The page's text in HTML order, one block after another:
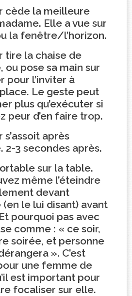
cède la meilleure
Elle a vue sur
la fenêtre/l’horizon.
tire la chaise de
ou pose sa main sur
pour l’inviter à
Le geste peut
plus qu’exécuter si
peur d’en faire trop.
s’assoit après
2-3 secondes après.
sur la table.
même l’éteindre
devant
(en le lui disant) avant
pourquoi pas avec
comme : « ce soir,
soirée, et personne
». C’est
une femme de
est important pour
focaliser sur elle.